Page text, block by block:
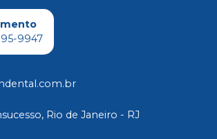
9947
Rio de Janeiro - RJ